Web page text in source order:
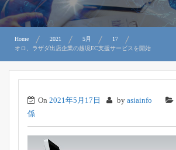
Home 2021 5月
17
オロ、ラザダ出店企業の越境EC支援サービスを開始
On 2021年5月17日 by asiainfo
係